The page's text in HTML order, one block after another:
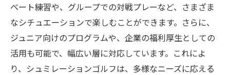
ベート練習や、グループでの対戦プレーなど、さまざま
なシチュエーションで楽しむことができます。さらに、
ジュニア向けのプログラムや、企業の福利厚生としての
活用も可能で、幅広い層に対応しています。これによ
り、シュミレーションゴルフは、多様なニーズに応える